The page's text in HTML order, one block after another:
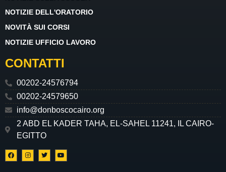
NOTIZIE DELL'ORATORIO
NOVITÀ SUI CORSI
NOTIZIE UFFICIO LAVORO
CONTATTI
00202-24576794
00202-24579650
info@donboscocairo.org
2 ABD EL KADER TAHA, EL-SAHEL 11241, IL CAIRO-
EGITTO